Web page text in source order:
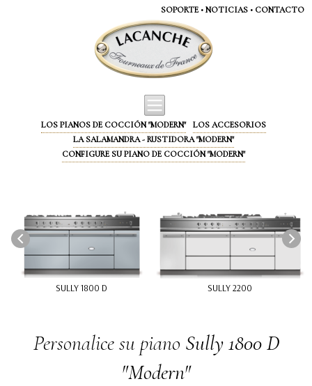
SOPORTE• NOTICIAS• CONTACTO
LOS PIANOS DE COCCIÓN "MODERN"
LOS ACCESORIOS
LA SALAMANDRA - RUSTIDORA "MODERN"
CONFIGURE SU PIANO DE COCCIÓN "MODERN"
Personalice su piano Sully 1800 D
"Modern"